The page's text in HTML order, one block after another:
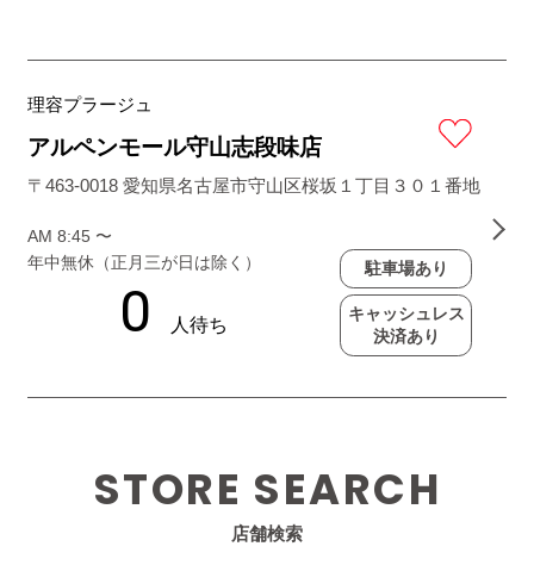
理容プラージュ
アルペンモール守山志段味店
〒463-0018 愛知県名古屋市守山区桜坂１丁目３０１番地
AM 8:45 〜
年中無休（正月三が日は除く）
駐車場あり
キャッシュレス
決済あり
STORE SEARCH
店舗検索